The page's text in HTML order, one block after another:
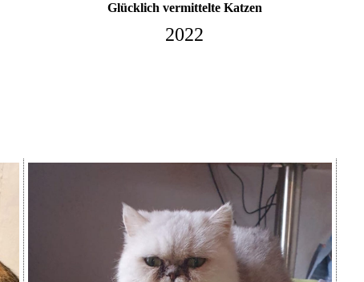
Glücklich vermittelte Katzen
2022